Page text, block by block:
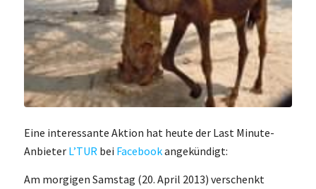
Eine interessante Aktion hat heute der Last Minute-
Anbieter L’TURbei Facebookangekündigt:
Am morgigen Samstag (20. April 2013) verschenkt